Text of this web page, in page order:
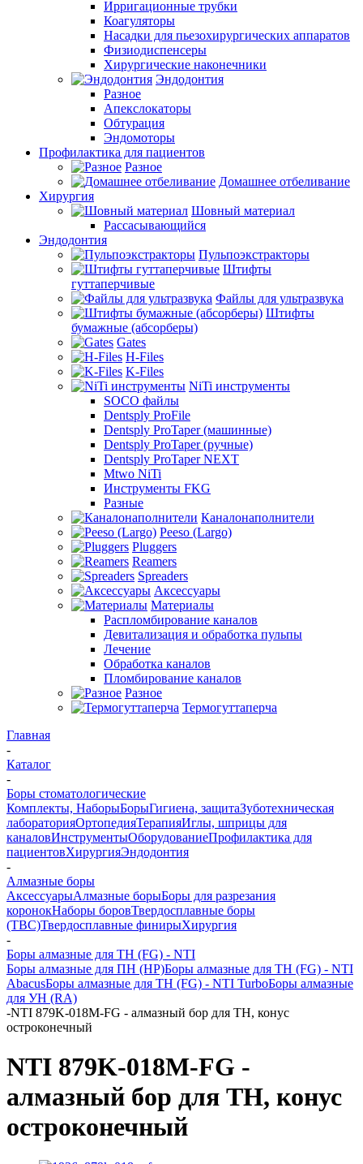
Ирригационные трубки
Коагуляторы
Насадки для пьезохирургических аппаратов
Физиодиспенсеры
Хирургические наконечники
Эндодонтия
Разное
Апекслокаторы
Обтурация
Эндомоторы
Профилактика для пациентов
Разное
Домашнее отбеливание
Хирургия
Шовный материал
Рассасывающийся
Эндодонтия
Пульпоэкстракторы
Штифты
гуттаперчивые
Файлы для ультразвука
Штифты
бумажные (абсорберы)
Gates
H-Files
K-Files
NiTi инструменты
SOCO файлы
Dentsply ProFile
Dentsply ProTaper (машинные)
Dentsply ProTaper (ручные)
Dentsply ProTaper NEXT
Mtwo NiTi
Инструменты FKG
Разные
Каналонаполнители
Peeso (Largo)
Pluggers
Reamers
Spreaders
Аксессуары
Материалы
Распломбирование каналов
Девитализация и обработка пульпы
Лечение
Обработка каналов
Пломбирование каналов
Разное
Термогуттаперча
Главная
-
Каталог
-
Боры стоматологические
Комплекты, НаборыБорыГигиена, защитаЗуботехническая
лабораторияОртопедияТерапияИглы, шприцы для
каналовИнструментыОборудованиеПрофилактика для
пациентовХирургияЭндодонтия
-
Алмазные боры
АксессуарыАлмазные борыБоры для разрезания
коронокНаборы боровТвердосплавные боры
(ТВС)Твердосплавные финирыХирургия
-
Боры алмазные для ТН (FG) - NTI
Боры алмазные для ПН (HP)Боры алмазные для ТН (FG) - NTI
AbacusБоры алмазные для ТН (FG) - NTI TurboБоры алмазные
для УН (RA)
-NTI 879K-018M-FG - алмазный бор для ТН, конус
остроконечный
NTI 879K-018M-FG -
алмазный бор для ТН, конус
остроконечный